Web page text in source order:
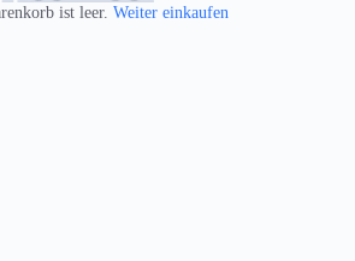
ist leer. Weiter einkaufen